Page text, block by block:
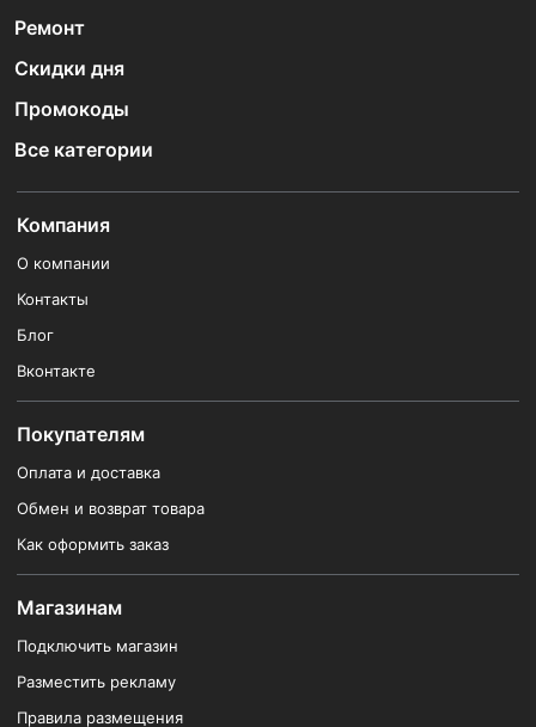
Ремонт
Скидки дня
Промокоды
Все категории
Компания
О компании
Контакты
Блог
Вконтакте
Покупателям
Оплата и доставка
Обмен и возврат товара
Как оформить заказ
Магазинам
Подключить магазин
Разместить рекламу
Правила размещения